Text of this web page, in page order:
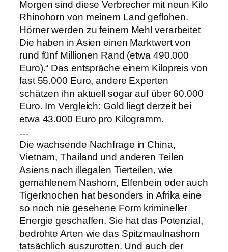
Morgen sind diese Verbrecher mit neun Kilo
Rhinohorn von meinem Land geflohen.
Hörner werden zu feinem Mehl verarbeitet
Die haben in Asien einen Marktwert von
rund fünf Millionen Rand (etwa 490.000
Euro).“ Das entspräche einem Kilopreis von
fast 55.000 Euro, andere Experten
schätzen ihn aktuell sogar auf über 60.000
Euro. Im Vergleich: Gold liegt derzeit bei
etwa 43.000 Euro pro Kilogramm.
…
Die wachsende Nachfrage in China,
Vietnam, Thailand und anderen Teilen
Asiens nach illegalen Tierteilen, wie
gemahlenem Nashorn, Elfenbein oder auch
Tigerknochen hat besonders in Afrika eine
so noch nie gesehene Form krimineller
Energie geschaffen. Sie hat das Potenzial,
bedrohte Arten wie das Spitzmaulnashorn
tatsächlich auszurotten. Und auch der